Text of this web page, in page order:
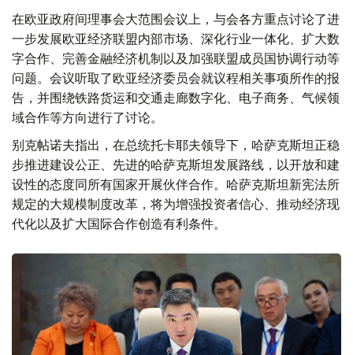
在欧亚政府间理事会大范围会议上，与会各方重点讨论了进
一步发展欧亚经济联盟内部市场、深化行业一体化、扩大数
字合作、完善金融经济机制以及加强联盟成员国协调行动等
问题。会议听取了欧亚经济委员会就议程相关事项所作的报
告，并围绕铁路货运和交通走廊数字化、电子商务、气候领
域合作等方向进行了讨论。
别克帖诺夫指出，在总统托卡耶夫领导下，哈萨克斯坦正稳
步推进建设公正、先进的哈萨克斯坦发展路线，以开放和建
设性的态度同所有国家开展伙伴合作。哈萨克斯坦新宪法所
规定的大规模制度改革，将为增强投资者信心、推动经济现
代化以及扩大国际合作创造有利条件。